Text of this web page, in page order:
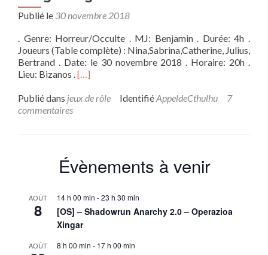
Publié le 30 novembre 2018
. Genre: Horreur/Occulte . MJ: Benjamin . Durée: 4h .
Joueurs (Table complète) : Nina,Sabrina,Catherine, Julius,
Bertrand . Date: le 30 novembre 2018 . Horaire: 20h .
Lieu: Bizanos .En
plus
V7
Rouge
[…]
Publié dans jeux de rôle IdentifiéAppeldeCthulhu
7
commentaires
Évènements à venir
AOÛT
8
14 h 00 min -23 h 30 min
[OS] – Shadowrun Anarchy 2.0 – Operazioa
Xingar
AOÛT 8 h 00 min - 17 h 00 min